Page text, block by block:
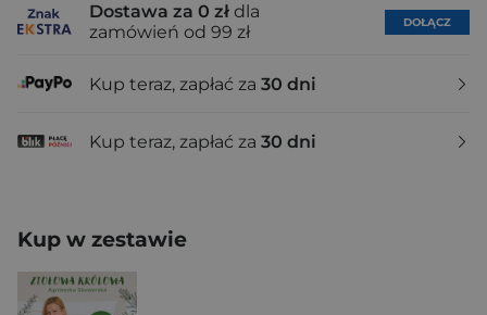
Dostawa za 0 zł dla
zamówień od 99 zł
DOŁĄCZ
Kup teraz, zapłać za 30 dni
Kup teraz, zapłać za 30 dni
Kup w zestawie